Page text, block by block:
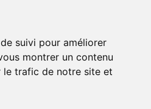
suivi pour améliorer
montrer un contenu
le trafic de notre site et